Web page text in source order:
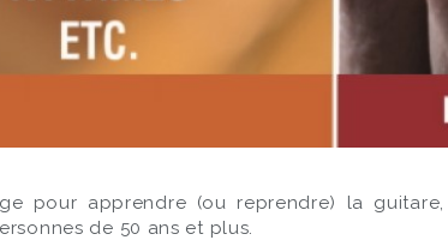
pour apprendre (ou reprendre) la
de 50 ans et plus.